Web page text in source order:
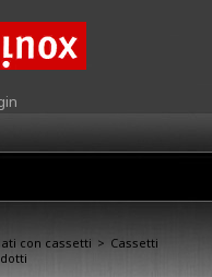
con cassetti > Cassetti